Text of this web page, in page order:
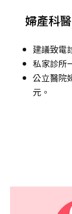
婦產科
建議致電
私家診所
公立醫院
元。